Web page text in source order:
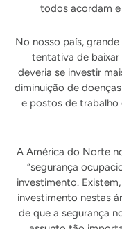
todos acordam
No nosso país,
tentativa de
deveria se investir
diminuição de
e postos de trabalho
A América do Norte
“segurança
investimento.
investimento nestas
de que a segurança